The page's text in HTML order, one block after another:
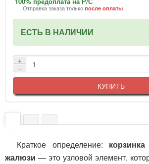
Отправка заказа только после оплаты
ЕСТЬ В НАЛИЧИИ
+
−
КУПИТЬ
Краткое определение:
жалюзи — это узловой элемент,